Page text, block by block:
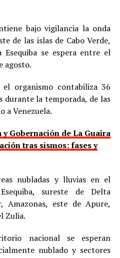
bajo vigilancia la onda
de las islas de Cabo Verde,
se espera entre el
agosto.
organismo contabiliza 36
durante la temporada, de las
a Venezuela.
Gobernación de La Guaira
tras sismos: fases y
nubladas y lluvias en el
sureste de Delta
Amazonas, este de Apure,
Zulia.
nacional se esperan
nublado y sectores